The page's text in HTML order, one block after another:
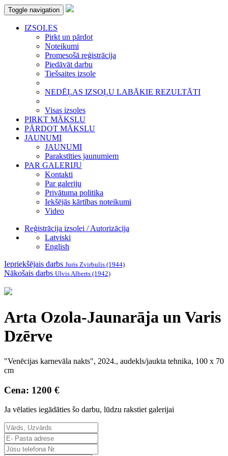
Toggle navigation
IZSOLES
Pirkt un pārdot
Noteikumi
Promesošā reģistrācija
Piedāvāt darbu
Tiešsaites izsole
NEDĒĻAS IZSOĻU LABĀKIE REZULTĀTI
Visas izsoles
PIRKT MĀKSLU
PĀRDOT MĀKSLU
JAUNUMI
JAUNUMI
Parakstīties jaunumiem
PAR GALERIJU
Kontakti
Par galeriju
Privātuma politika
Iekšējās kārtības noteikumi
Video
Reģistrācija izsolei / Autorizācija
Latviski
English
Iepriekšējais darbs Juris Zvirbulis (1944)
Nākošais darbs Ulvis Alberts (1942)
Arta Ozola-Jaunarāja un Varis
Dzērve
"Venēcijas karnevāla nakts", 2024., audekls/jaukta tehnika, 100 x 70
cm
Cena: 1200 €
Ja vēlaties iegādāties šo darbu, lūdzu rakstiet galerijai